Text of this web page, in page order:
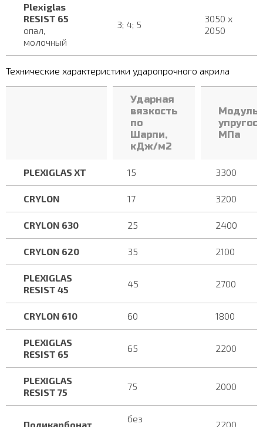
Plexiglas
RESIST 65
опал,
молочный
3; 4; 5
3050 х
2050
Технические характеристики ударопрочного акрила
Ударная
вязкость
по
Шарпи,
кДж/м2
Модуль
МПа
PLEXIGLAS XT 15 3300
CRYLON 17 3200
CRYLON 630 25 2400
CRYLON 620 35 2100
PLEXIGLAS
RESIST 45
45 2700
CRYLON 610 60 1800
PLEXIGLAS
RESIST 65
65 2200
PLEXIGLAS
RESIST 75
75 2000
Поликарбонат
без
2200